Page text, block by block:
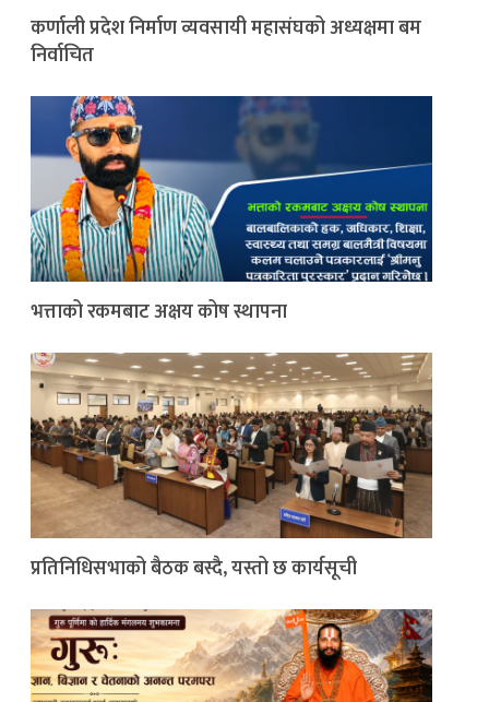
कर्णाली प्रदेश निर्माण व्यवसायी महासंघको अध्यक्षमा बम
निर्वाचित
भत्ताको रकमबाट अक्षय कोष स्थापना
प्रतिनिधिसभाको बैठक बस्दै, यस्तो छ कार्यसूची